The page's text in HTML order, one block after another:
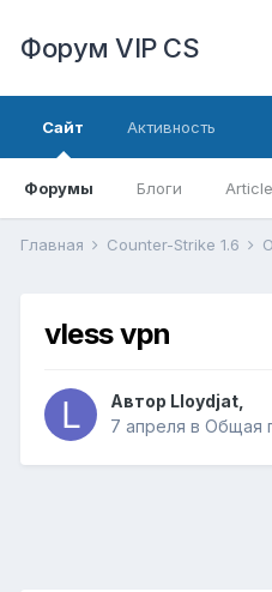
Форум VIP CS
Сайт
Форумы Блоги
Активность
Главная Counter-Strike 1.6
vless vpn
Автор Lloydjat
7 апреля в Общая